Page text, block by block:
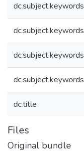
dc.subject.keywords
dc.subject.keywords
dc.subject.keywords
dc.subject.keywords
dc.title
Files
Original bundle